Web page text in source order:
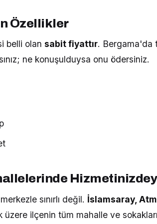
Özellikler
belli olan sabit fiyattır. Bergama'da
ne konuşulduysa onu ödersiniz.
sınırlı değil. İslamsaray,
üzere ilçenin tüm mahalle ve